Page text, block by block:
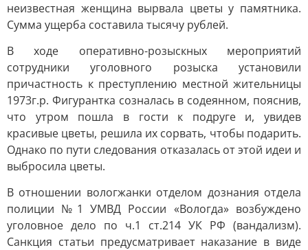
неизвестная женщина вырвала цветы у памятника.
Сумма ущерба составила тысячу рублей.
В ходе оперативно-розыскных мероприятий
сотрудники уголовного розыска установили
причастность к преступлению местной жительницы
1973г.р. Фигурантка созналась в содеянном, пояснив,
что утром пошла в гости к подруге и, увидев
красивые цветы, решила их сорвать, чтобы подарить.
Однако по пути следования отказалась от этой идеи и
выбросила цветы.
В отношении вологжанки отделом дознания отдела
полиции №1 УМВД России «Вологда» возбуждено
уголовное дело по ч.1 ст.214 УК РФ (вандализм).
Санкция статьи предусматривает наказание в виде